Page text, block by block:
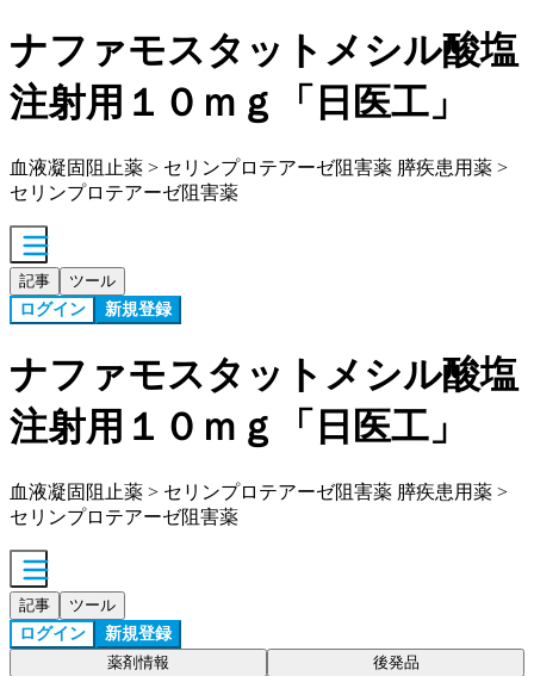
ナファモスタットメシル酸塩
注射用１０ｍｇ「日医工」
血液凝固阻止薬 > セリンプロテアーゼ阻害薬 膵疾患用薬 >
セリンプロテアーゼ阻害薬
記事 ツール
ログイン 新規登録
ナファモスタットメシル酸塩
注射用１０ｍｇ「日医工」
血液凝固阻止薬 > セリンプロテアーゼ阻害薬 膵疾患用薬 >
セリンプロテアーゼ阻害薬
記事 ツール
ログイン 新規登録
薬剤情報 後発品